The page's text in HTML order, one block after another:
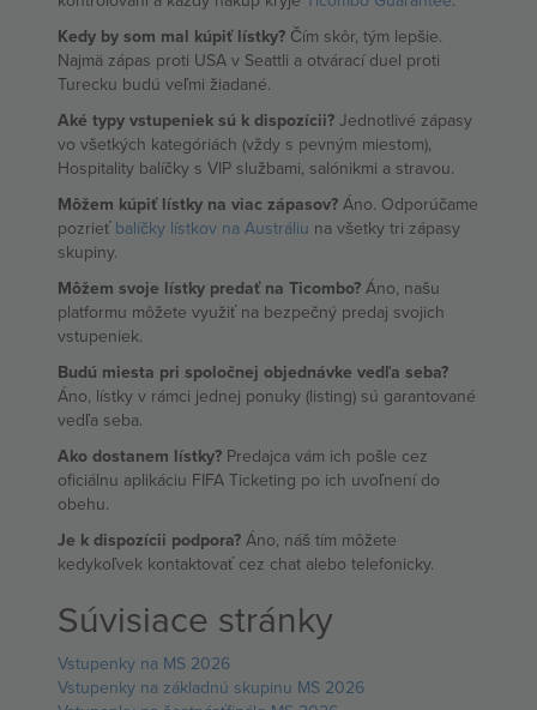
Kedy by som mal kúpiť lístky? Čím skôr, tým lepšie.
Najmä zápas proti USA v Seattli a otvárací duel proti
Turecku budú veľmi žiadané.
Aké typy vstupeniek sú k dispozícii? Jednotlivé zápasy
vo všetkých kategóriách (vždy s pevným miestom),
Hospitality balíčky s VIP službami, salónikmi a stravou.
Môžem kúpiť lístky na viac zápasov? Áno. Odporúčame
pozrieť balíčky lístkov na Austráliu na všetky tri zápasy
skupiny.
Môžem svoje lístky predať na Ticombo? Áno, našu
platformu môžete využiť na bezpečný predaj svojich
vstupeniek.
Budú miesta pri spoločnej objednávke vedľa seba?
Áno, lístky v rámci jednej ponuky (listing) sú garantované
vedľa seba.
Ako dostanem lístky? Predajca vám ich pošle cez
oficiálnu aplikáciu FIFA Ticketing po ich uvoľnení do
obehu.
Je k dispozícii podpora? Áno, náš tím môžete
kedykoľvek kontaktovať cez chat alebo telefonicky.
Súvisiace stránky
Vstupenky na MS 2026
Vstupenky na základnú skupinu MS 2026